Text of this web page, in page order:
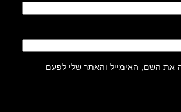
את השם, האימייל והאתר שלי לפעם